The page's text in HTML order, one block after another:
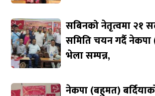
सबिनको नेतृत्वमा २१
समिति चयन गर्दै
भेला सम्पन्न,
नेकपा (बहुमत)